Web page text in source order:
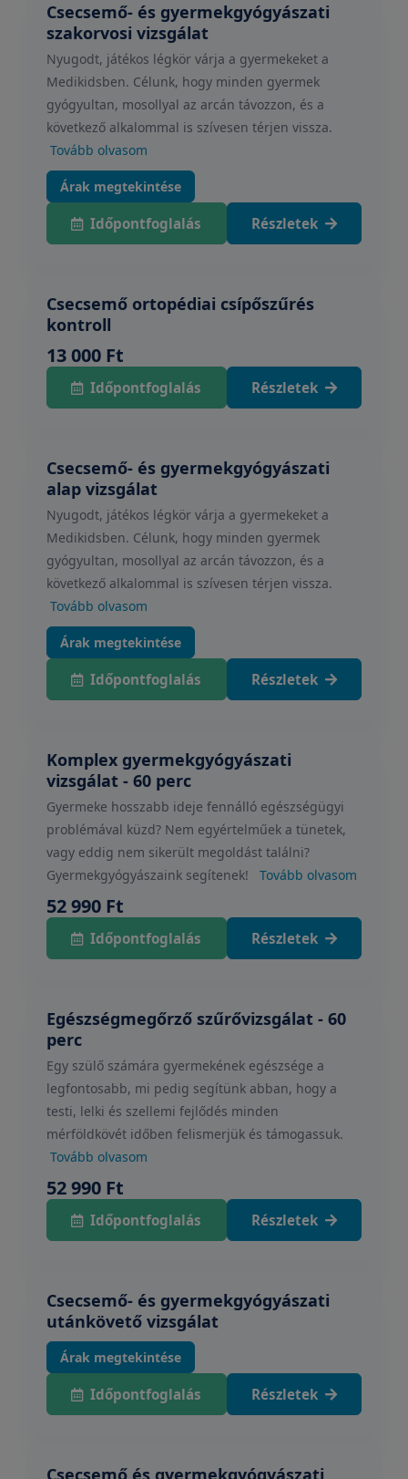
Csecsemő- és gyermekgyógyászati
szakorvosi vizsgálat
Nyugodt, játékos légkör várja a gyermekeket a
Medikidsben. Célunk, hogy minden gyermek
gyógyultan, mosollyal az arcán távozzon, és a
következő alkalommal is szívesen térjen vissza.
Tovább olvasom
Árak megtekintése
Időpontfoglalás Részletek
Csecsemő ortopédiai csípőszűrés
kontroll
13 000 Ft
Időpontfoglalás Részletek
Csecsemő- és gyermekgyógyászati
alap vizsgálat
Nyugodt, játékos légkör várja a gyermekeket a
Medikidsben. Célunk, hogy minden gyermek
gyógyultan, mosollyal az arcán távozzon, és a
következő alkalommal is szívesen térjen vissza.
Tovább olvasom
Árak megtekintése
Időpontfoglalás Részletek
Komplex gyermekgyógyászati
vizsgálat - 60 perc
Gyermeke hosszabb ideje fennálló egészségügyi
problémával küzd? Nem egyértelműek a tünetek,
vagy eddig nem sikerült megoldást találni?
Gyermekgyógyászaink segítenek!
Tovább olvasom
52 990 Ft
Időpontfoglalás Részletek
Egészségmegőrző szűrővizsgálat - 60
perc
Egy szülő számára gyermekének egészsége a
legfontosabb, mi pedig segítünk abban, hogy a
testi, lelki és szellemi fejlődés minden
mérföldkövét időben felismerjük és támogassuk.
Tovább olvasom
52 990 Ft
Időpontfoglalás Részletek
Csecsemő- és gyermekgyógyászati
utánkövető vizsgálat
Árak megtekintése
Időpontfoglalás Részletek
Csecsemő és gyermekgyógyászati